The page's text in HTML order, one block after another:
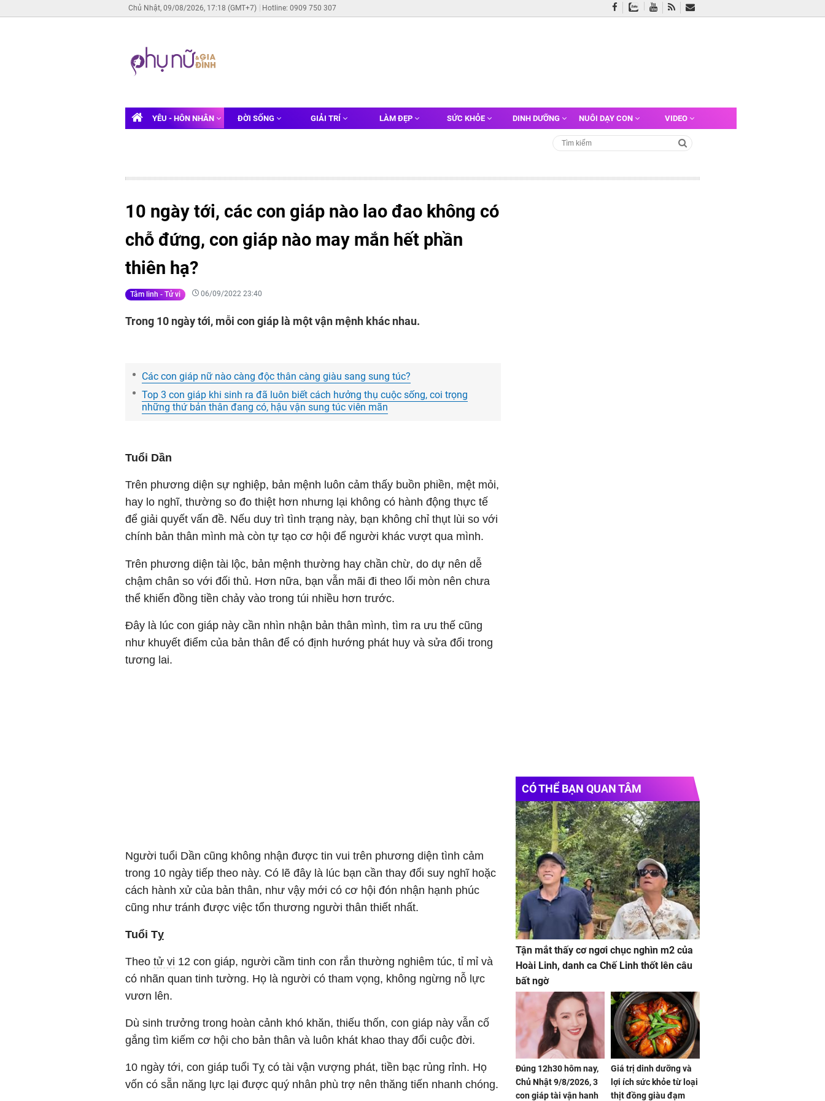
Chủ Nhật, 09/08/2026, 17:18 (GMT+7) Hotline: 0909 750 307
YÊU - HÔN NHÂN ĐỜI SỐNG GIẢI TRÍ LÀM ĐẸP SỨC KHỎE DINH DƯỠNG NUÔI DẠY CON VIDEO
10 ngày tới, các con giáp nào lao đao không có
chỗ đứng, con giáp nào may mắn hết phần
thiên hạ?
Tâm linh - Tử vi 06/09/2022 23:40
Trong 10 ngày tới, mỗi con giáp là một vận mệnh khác nhau.
Các con giáp nữ nào càng độc thân càng giàu sang sung túc?
Top 3 con giáp khi sinh ra đã luôn biết cách hưởng thụ cuộc sống, coi trọng
những thứ bản thân đang có, hậu vận sung túc viên mãn
Tuổi Dần
Trên phương diện sự nghiệp, bản mệnh luôn cảm thấy buồn phiền, mệt mỏi,
hay lo nghĩ, thường so đo thiệt hơn nhưng lại không có hành động thực tế
để giải quyết vấn đề. Nếu duy trì tình trạng này, bạn không chỉ thụt lùi so với
chính bản thân mình mà còn tự tạo cơ hội để người khác vượt qua mình.
Trên phương diện tài lộc, bản mệnh thường hay chần chừ, do dự nên dễ
chậm chân so với đối thủ. Hơn nữa, bạn vẫn mãi đi theo lối mòn nên chưa
thể khiến đồng tiền chảy vào trong túi nhiều hơn trước.
Đây là lúc con giáp này cần nhìn nhận bản thân mình, tìm ra ưu thế cũng
như khuyết điểm của bản thân để có định hướng phát huy và sửa đổi trong
tương lai.
Người tuổi Dần cũng không nhận được tin vui trên phương diện tình cảm
trong 10 ngày tiếp theo này. Có lẽ đây là lúc bạn cần thay đổi suy nghĩ hoặc
cách hành xử của bản thân, như vậy mới có cơ hội đón nhận hạnh phúc
cũng như tránh được việc tổn thương người thân thiết nhất.
Tuổi Tỵ
Theo tử vi 12 con giáp, người cầm tinh con rắn thường nghiêm túc, tỉ mỉ và
có nhãn quan tinh tường. Họ là người có tham vọng, không ngừng nỗ lực
vươn lên.
Dù sinh trưởng trong hoàn cảnh khó khăn, thiếu thốn, con giáp này vẫn cố
gắng tìm kiếm cơ hội cho bản thân và luôn khát khao thay đổi cuộc đời.
10 ngày tới, con giáp tuổi Tỵ có tài vận vượng phát, tiền bạc rủng rỉnh. Họ
vốn có sẵn năng lực lại được quý nhân phù trợ nên thăng tiến nhanh chóng.
CÓ THỂ BẠN QUAN TÂM
Tận mắt thấy cơ ngơi chục nghìn m2 của
Hoài Linh, danh ca Chế Linh thốt lên câu
bất ngờ
Đúng 12h30 hôm nay,
Chủ Nhật 9/8/2026, 3
con giáp tài vận hanh
Giá trị dinh dưỡng và
lợi ích sức khỏe từ loại
thịt đồng giàu đạm